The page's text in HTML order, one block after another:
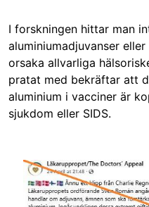
I forskningen hittar man
aluminiumadjuvanser
orsaka allvarliga
pratat med bekräftar att
aluminium i vacciner är
sjukdom eller SIDS.
Image